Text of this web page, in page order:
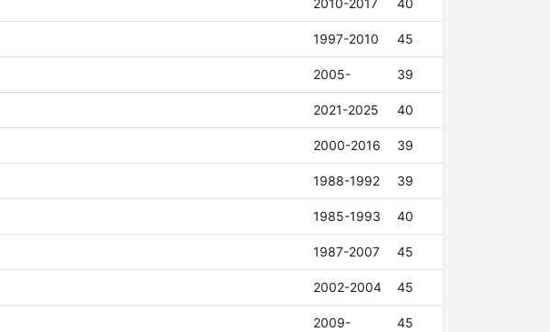
2010-2017 40
1997-2010 45
2005- 39
2021-2025 40
2000-2016 39
1988-1992 39
1985-1993 40
1987-2007 45
2002-2004 45
2009- 45